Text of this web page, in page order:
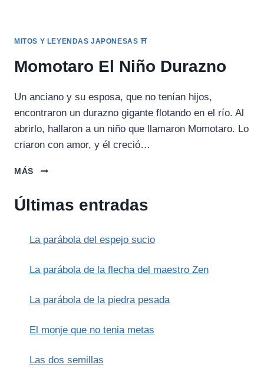
MITOS Y LEYENDAS JAPONESAS ⛩️
Momotaro El Niño Durazno
Un anciano y su esposa, que no tenían hijos,
encontraron un durazno gigante flotando en el río. Al
abrirlo, hallaron a un niño que llamaron Momotaro. Lo
criaron con amor, y él creció…
MÁS
MOMOTARO
DURAZNO
Últimas entradas
La parábola del espejo sucio
La parábola de la flecha del maestro Zen
La parábola de la piedra pesada
El monje que no tenia metas
Las dos semillas